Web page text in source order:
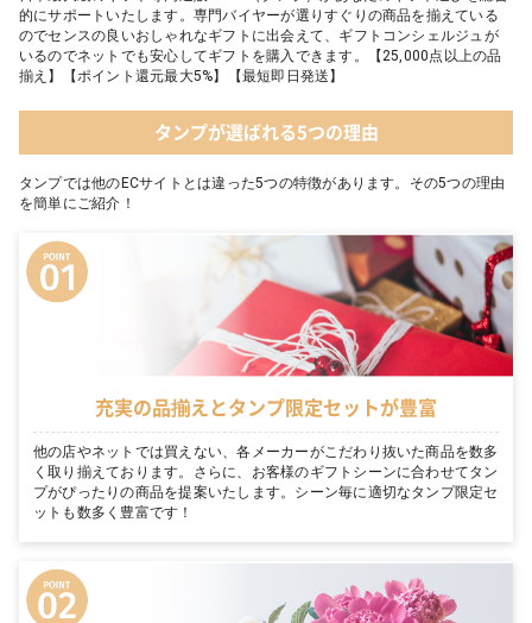
的にサポートいたします。専門バイヤーが選りすぐりの商品を揃えている
のでセンスの良いおしゃれなギフトに出会えて、ギフトコンシェルジュが
いるのでネットでも安心してギフトを購入できます。【25,000点以上の品
揃え】【ポイント還元最大5%】【最短即日発送】
タンプが選ばれる5つの理由
タンプでは他のECサイトとは違った5つの特徴があります。その5つの理由
を簡単にご紹介！
充実の品揃えとタンプ限定セットが豊富
他の店やネットでは買えない、各メーカーがこだわり抜いた商品を数多
く取り揃えております。さらに、お客様のギフトシーンに合わせてタン
プがぴったりの商品を提案いたします。シーン毎に適切なタンプ限定セ
ットも数多く豊富です！